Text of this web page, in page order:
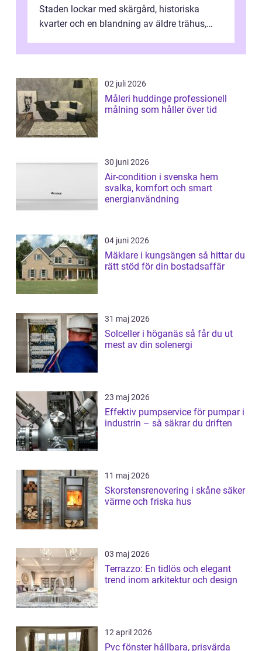
Staden lockar med skärgård, historiska
kvarter och en blandning av äldre trähus,
02 juli 2026
Måleri huddinge professionell
målning som håller över tid
30 juni 2026
Air-condition i svenska hem
svalka, komfort och smart
energianvändning
04 juni 2026
Mäklare i kungsängen så hittar du
rätt stöd för din bostadsaffär
31 maj 2026
Solceller i höganäs så får du ut
mest av din solenergi
23 maj 2026
Effektiv pumpservice för pumpar i
industrin – så säkrar du driften
11 maj 2026
Skorstensrenovering i skåne säker
värme och friska hus
03 maj 2026
Terrazzo: En tidlös och elegant
trend inom arkitektur och design
12 april 2026
Pvc fönster hållbara, prisvärda